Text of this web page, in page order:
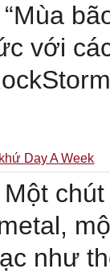
với
Day A Week
như